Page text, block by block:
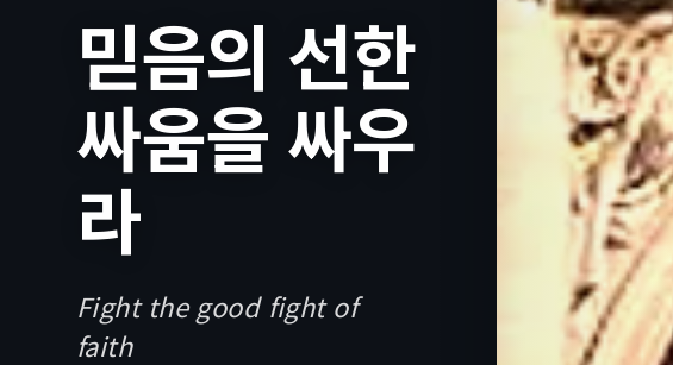
믿음의 선한
싸움을 싸우
라
Fight the good fight of
faith